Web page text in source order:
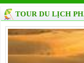
TOUR DU LỊCH